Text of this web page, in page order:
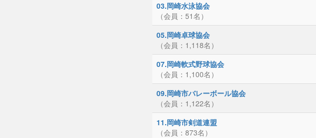
03.岡崎水泳協会
（会員：51名）
05.岡崎卓球協会
（会員：1,118名）
07.岡崎軟式野球協会
（会員：1,100名）
09.岡崎市バレーボール協会
（会員：1,122名）
11.岡崎市剣道連盟
（会員：873名）